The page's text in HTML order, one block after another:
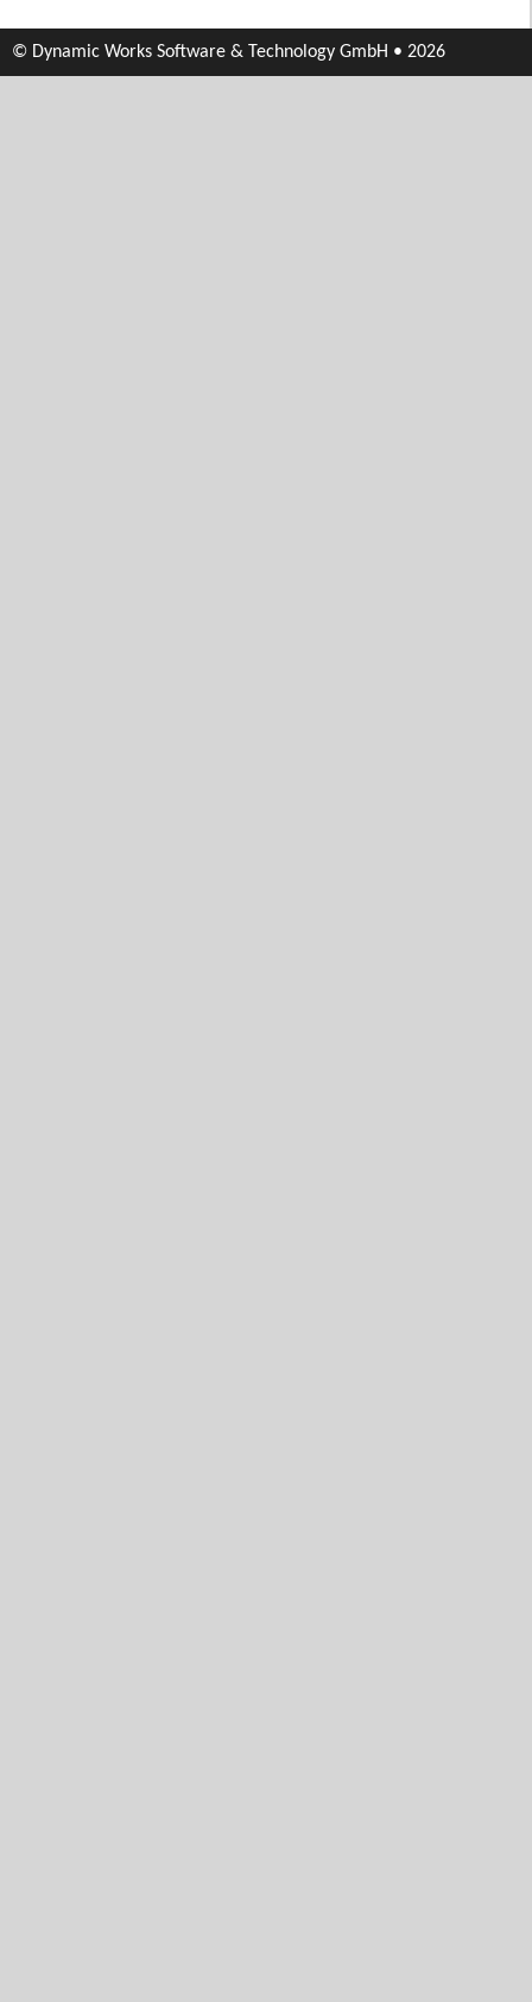
© Dynamic Works Software & Technology GmbH • 2026